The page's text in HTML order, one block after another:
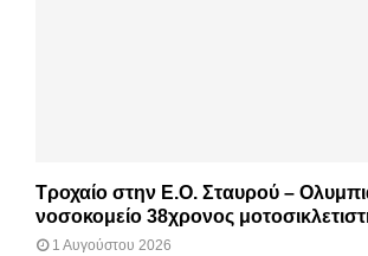
Τροχαίο στην Ε.Ο. Σταυρού –
νοσοκομείο 38χρονος
1 Αυγούστου 2026